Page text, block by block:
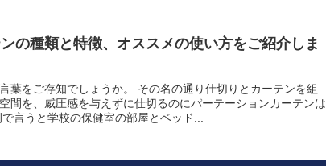
の種類と特徴、オススメの使い方をご紹介しま
葉をご存知でしょうか。 その名の通り仕切りとカーテンを組
間を、威圧感を与えずに仕切るのにパーテーションカーテンは
言うと学校の保健室の部屋とベッド...